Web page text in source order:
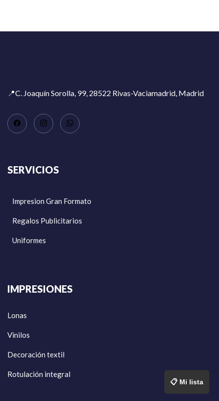
📍C. Joaquín Sorolla, 99, 28522 Rivas-Vaciamadrid, Madrid
SERVICIOS
Impresion Gran Formato
Regalos Publicitarios
Uniformes
IMPRESIONES
Lonas
Vinilos
Decoración textil
Rotulación integral
📋 Mi lista